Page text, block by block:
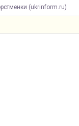
(ukrinform.ru)